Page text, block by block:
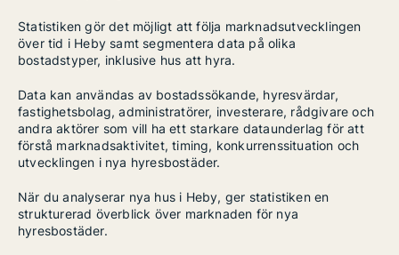
Statistiken gör det möjligt att följa marknadsutvecklingen
över tid i Heby samt segmentera data på olika
bostadstyper, inklusive hus att hyra.
Data kan användas av bostadssökande, hyresvärdar,
fastighetsbolag, administratörer, investerare, rådgivare och
andra aktörer som vill ha ett starkare dataunderlag för att
förstå marknadsaktivitet, timing, konkurrenssituation och
utvecklingen i nya hyresbostäder.
När du analyserar nya hus i Heby, ger statistiken en
strukturerad överblick över marknaden för nya
hyresbostäder.